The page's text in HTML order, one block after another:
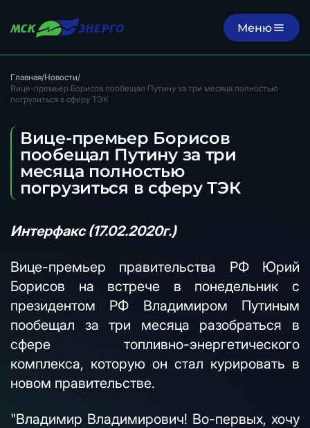
Меню
Главная/Новости/
Вице-премьер Борисов пообещал Путину за три месяца полностью
погрузиться в сферу ТЭК
Вице-премьер Борисов
пообещал Путину за три
месяца полностью
погрузиться в сферу ТЭК
Интерфакс (17.02.2020г.)
Вице-премьер правительства РФ Юрий
Борисов на встрече в понедельник с
президентом РФ Владимиром Путиным
пообещал за три месяца разобраться в
сфере топливно-энергетического
комплекса, которую он стал курировать в
новом правительстве.
"Владимир Владимирович! Во-первых, хочу